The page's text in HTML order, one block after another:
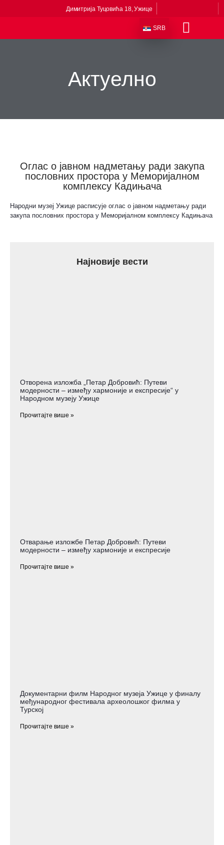
Димитрија Туцовића 18, Ужице
SRB
Актуелно
Оглас о јавном надметању ради закупа
пословних простора у Меморијалном
комплексу Кадињача
Народни музеј Ужице расписује оглас о јавном надметању ради
закупа пословних простора у Меморијалном комплексу Кадињача
Најновије вести
Отворена изложба „Петар Добровић: Путеви
модерности – између хармоније и експресије“ у
Народном музеју Ужице
Прочитајте више »
Отварање изложбе Петар Добровић: Путеви
модерности – између хармоније и експресије
Прочитајте више »
Документарни филм Народног музеја Ужице у финалу
међународног фестивала археолошког филма у
Турској
Прочитајте више »